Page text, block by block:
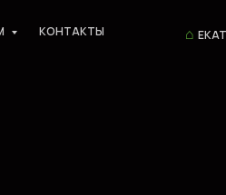
КОНТАКТЫ ⌂